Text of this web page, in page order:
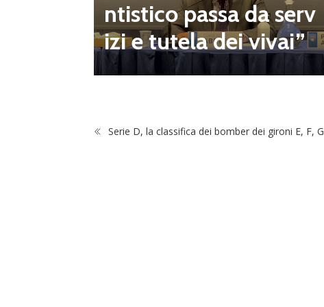
ntistico passa da serv
izi e tutela dei vivai”
Serie D, la classifica dei bomber dei gironi E, F, G